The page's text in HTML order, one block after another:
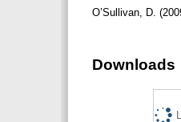
O’Sullivan, D.
Downloads